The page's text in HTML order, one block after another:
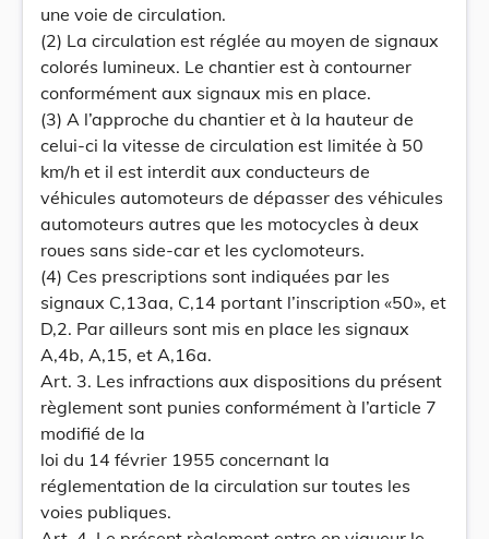
une voie de circulation.
(2) La circulation est réglée au moyen de signaux
colorés lumineux. Le chantier est à contourner
conformément aux signaux mis en place.
(3) A l’approche du chantier et à la hauteur de
celui-ci la vitesse de circulation est limitée à 50
km/h et il est interdit aux conducteurs de
véhicules automoteurs de dépasser des véhicules
automoteurs autres que les motocycles à deux
roues sans side-car et les cyclomoteurs.
(4) Ces prescriptions sont indiquées par les
signaux C,13aa, C,14 portant l’inscription «50», et
D,2. Par ailleurs sont mis en place les signaux
A,4b, A,15, et A,16a.
Art. 3. Les infractions aux dispositions du présent
règlement sont punies conformément à l’article 7
modifié de la
loi du 14 février 1955 concernant la
réglementation de la circulation sur toutes les
voies publiques.